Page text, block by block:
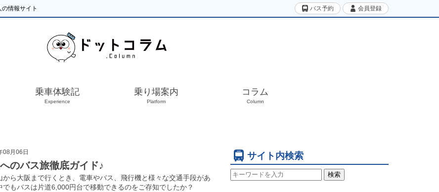
情報サイト バス予約 会員登録
乗車体験記
Experience
乗り場案内
Platform
コラム
Column
08月06日
のバス旅徹底ガイド♪
から大阪まで行くとき、電車やバス、飛行機と様々な交通手段があ
でもバスは片道6,000円台で移動できるのをご存知でしたか？
サイト内検索
検索